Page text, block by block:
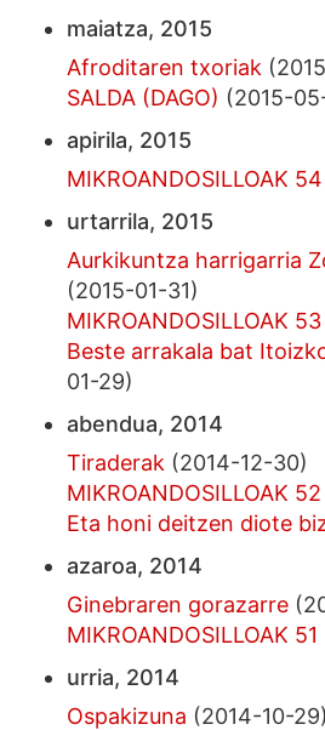
maiatza, 2015
Afroditaren txoriak
SALDA (DAGO) (2015-
apirila, 2015
MIKROANDOSILLOAK 54
urtarrila, 2015
Aurkikuntza harrigarria
(2015-01-31)
MIKROANDOSILLOAK 53
Beste arrakala bat
01-29)
abendua, 2014
Tiraderak (2014-12-30)
MIKROANDOSILLOAK 52
Eta honi deitzen diote
azaroa, 2014
Ginebraren gorazarre
MIKROANDOSILLOAK 51
urria, 2014
Ospakizuna (2014-10-29)